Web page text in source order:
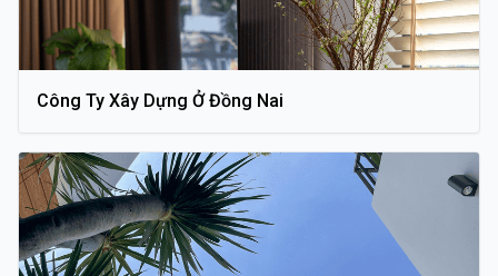
Công Ty Xây Dựng Ở Đồng Nai